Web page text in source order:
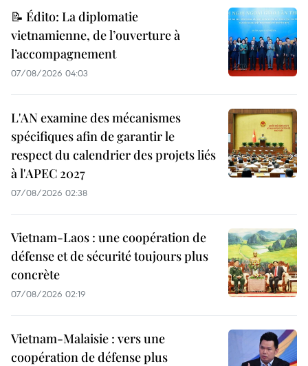
📝 Édito: La diplomatie
vietnamienne, de l’ouverture à
l’accompagnement
07/08/2026 04:03
L'AN examine des mécanismes
spécifiques afin de garantir le
respect du calendrier des projets liés
à l'APEC 2027
07/08/2026 02:38
Vietnam-Laos : une coopération de
défense et de sécurité toujours plus
concrète
07/08/2026 02:19
Vietnam-Malaisie : vers une
coopération de défense plus